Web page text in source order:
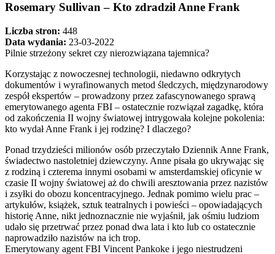
Rosemary Sullivan – Kto zdradził Anne Frank
Liczba stron: 448
Data wydania: 23-03-2022
Pilnie strzeżony sekret czy nierozwiązana tajemnica?
Korzystając z nowoczesnej technologii, niedawno odkrytych
dokumentów i wyrafinowanych metod śledczych, międzynarodowy
zespół ekspertów – prowadzony przez zafascynowanego sprawą
emerytowanego agenta FBI – ostatecznie rozwiązał zagadkę, która
od zakończenia II wojny światowej intrygowała kolejne pokolenia:
kto wydał Anne Frank i jej rodzinę? I dlaczego?
Ponad trzydzieści milionów osób przeczytało Dziennik Anne Frank,
świadectwo nastoletniej dziewczyny. Anne pisała go ukrywając się
z rodziną i czterema innymi osobami w amsterdamskiej oficynie w
czasie II wojny światowej aż do chwili aresztowania przez nazistów
i zsyłki do obozu koncentracyjnego. Jednak pomimo wielu prac –
artykułów, książek, sztuk teatralnych i powieści – opowiadających
historię Anne, nikt jednoznacznie nie wyjaśnił, jak ośmiu ludziom
udało się przetrwać przez ponad dwa lata i kto lub co ostatecznie
naprowadziło nazistów na ich trop.
Emerytowany agent FBI Vincent Pankoke i jego niestrudzeni